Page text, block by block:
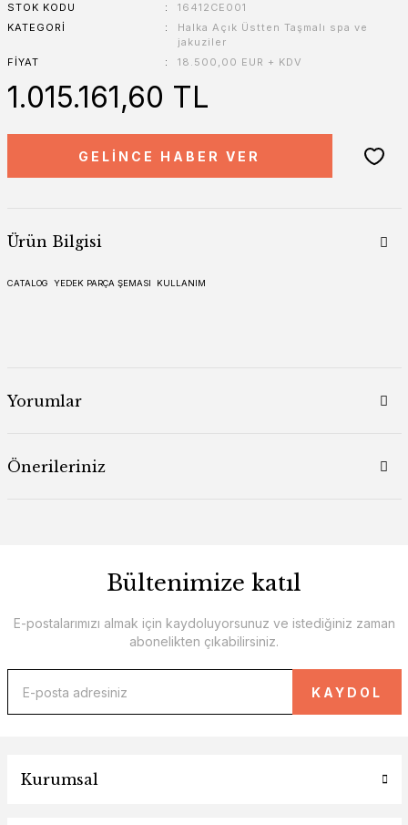
STOK KODU
16412CE001
KATEGORI
Halka Açık Üstten Taşmalı spa ve
jakuziler
FIYAT
18.500,00 EUR + KDV
1.015.161,60 TL
GELİNCE HABER VER
Ürün Bilgisi
CATALOG YEDEK PARÇA ŞEMASI KULLANIM
Yorumlar
Önerileriniz
Bültenimize katıl
E-postalarımızı almak için kaydoluyorsunuz ve istediğiniz zaman
abonelikten çıkabilirsiniz.
KAYDOL
Kurumsal